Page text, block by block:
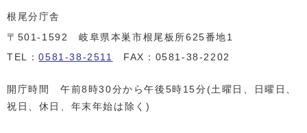
根尾分庁舎
〒501-1592 岐阜県本巣市根尾板所625番地1
TEL：0581-38-2511 FAX：0581-38-2202
開庁時間 午前8時30分から午後5時15分(土曜日、日曜日、
祝日、休日、年末年始は除く)